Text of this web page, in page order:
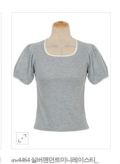
aw4464 실버팬던트미니레이스티_